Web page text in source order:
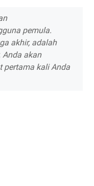
pemula.
akhir, adalah
akan
pertama kali Anda